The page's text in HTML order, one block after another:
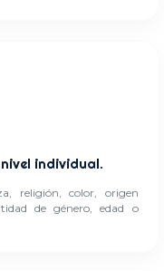
individual.
religión, color, origen
de género, edad o